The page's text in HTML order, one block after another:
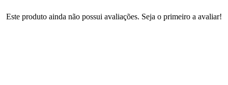
Este produto ainda não possui avaliações. Seja o primeiro a avaliar!